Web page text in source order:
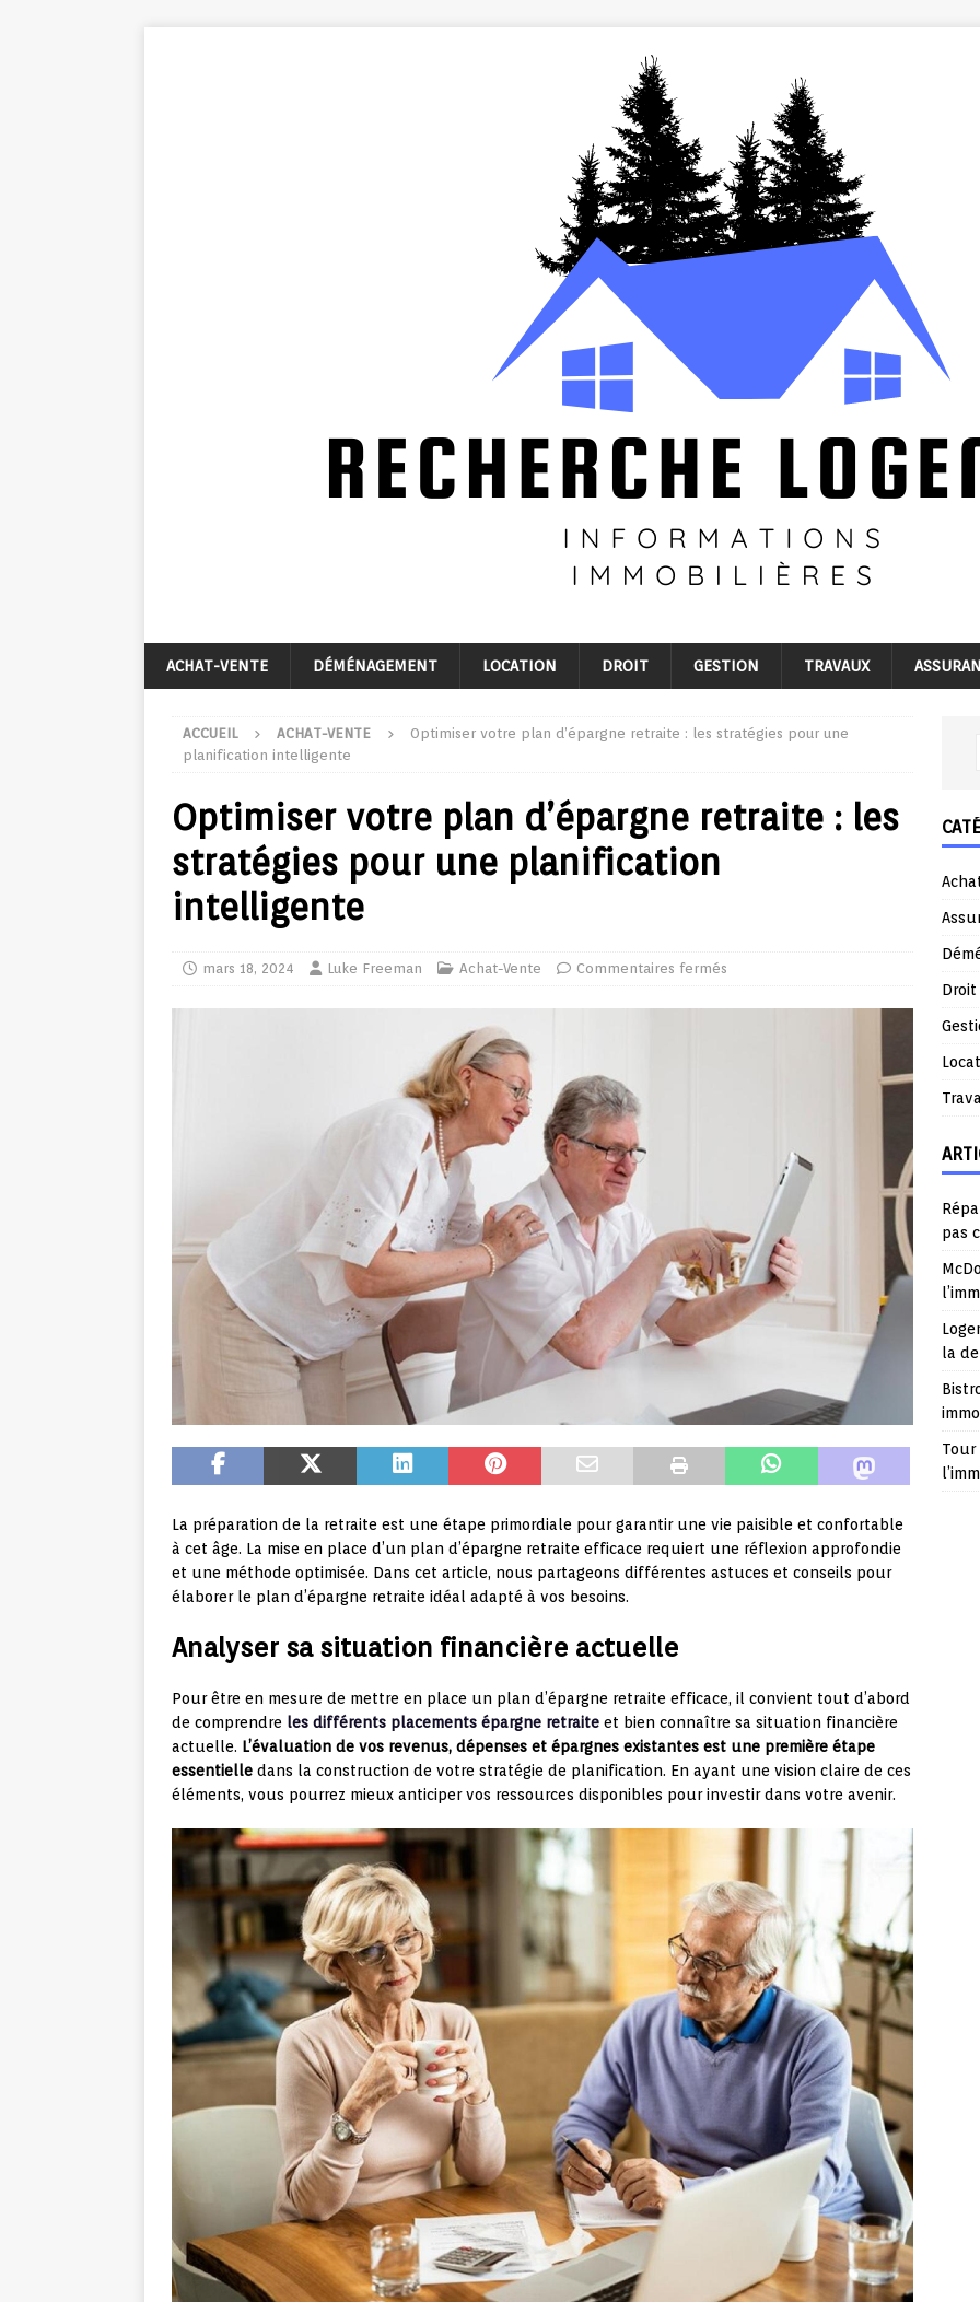
ACHAT-VENTE DÉMÉNAGEMENT LOCATION DROIT GESTION TRAVAUX
ACCUEIL ACHAT-VENTE
Optimiser votre plan d’épargne retraite : les stratégies pour une
planification intelligente
Optimiser votre plan d’épargne retraite : les
stratégies pour une planification
intelligente
mars 18, 2024 Luke Freeman Achat-Vente Commentaires fermés
La préparation de la retraite est une étape primordiale pour garantir une vie paisible et confortable
à cet âge. La mise en place d’un plan d’épargne retraite efficace requiert une réflexion approfondie
et une méthode optimisée. Dans cet article, nous partageons différentes astuces et conseils pour
élaborer le plan d’épargne retraite idéal adapté à vos besoins.
Analyser sa situation financière actuelle
Pour être en mesure de mettre en place un plan d’épargne retraite efficace, il convient tout d’abord
de comprendre les différents placements épargne retraite et bien connaître sa situation financière
actuelle. L’évaluation de vos revenus, dépenses et épargnes existantes est une première étape
essentielle dans la construction de votre stratégie de planification. En ayant une vision claire de ces
éléments, vous pourrez mieux anticiper vos ressources disponibles pour investir dans votre avenir.
Droit
pas
la
Tour